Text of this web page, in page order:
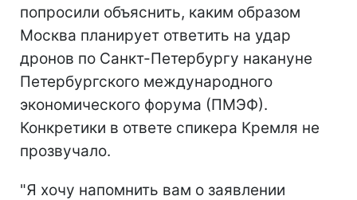
попросили объяснить, каким образом
Москва планирует ответить на удар
дронов по Санкт-Петербургу накануне
Петербургского международного
экономического форума (ПМЭФ).
Конкретики в ответе спикера Кремля не
прозвучало.
"Я хочу напомнить вам о заявлении